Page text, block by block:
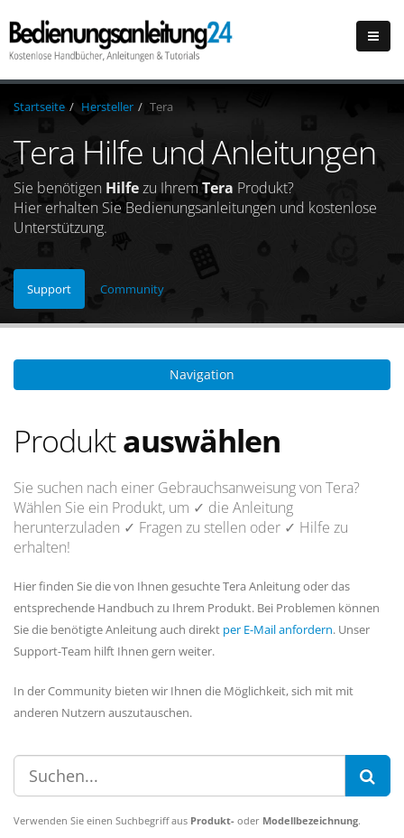
Startseite Hersteller Tera
Tera Hilfe und Anleitungen
Sie benötigen Hilfezu Ihrem Tera Produkt?
Hier erhalten Sie Bedienungsanleitungen und kostenlose
Unterstützung.
Support Community
Navigation
Produktauswählen
Sie suchen nach einer Gebrauchsanweisung von Tera?
Wählen Sie ein Produkt, um ✓ die Anleitung
herunterzuladen ✓ Fragen zu stellen oder ✓ Hilfe zu
erhalten!
Hier finden Sie die von Ihnen gesuchte Tera Anleitung oder das
entsprechende Handbuch zu Ihrem Produkt. Bei Problemen können
Sie die benötigte Anleitung auch direkt per E-Mail anfordern. Unser
Support-Team hilft Ihnen gern weiter.
In der Community bieten wir Ihnen die Möglichkeit, sich mit mit
anderen Nutzern auszutauschen.
Verwenden Sie einen Suchbegriff aus Produkt- oder Modellbezeichnung.